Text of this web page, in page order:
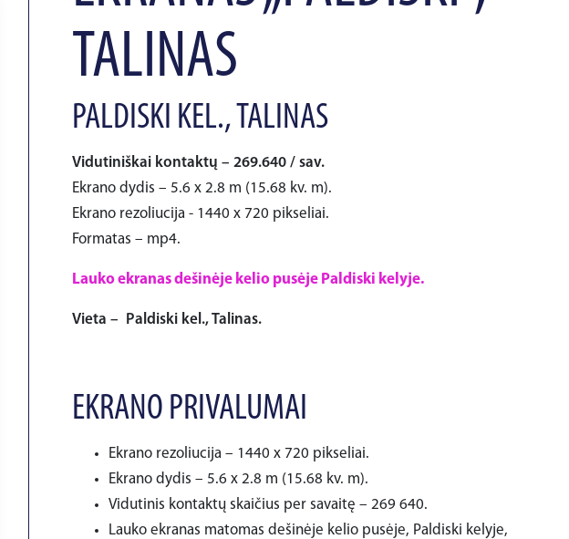
TALINAS
PALDISKI KEL., TALINAS
Vidutiniškai kontaktų – 269.640 / sav.
Ekrano dydis – 5.6 x 2.8 m (15.68 kv. m).
Ekrano rezoliucija - 1440 x 720 pikseliai.
Formatas – mp4.
Lauko ekranas dešinėje kelio pusėje Paldiski kelyje.
Vieta – Paldiski kel., Talinas.
EKRANO PRIVALUMAI
Ekrano rezoliucija – 1440 x 720 pikseliai.
Ekrano dydis – 5.6 x 2.8 m (15.68 kv. m).
Vidutinis kontaktų skaičius per savaitę – 269 640.
Lauko ekranas matomas dešinėje kelio pusėje, Paldiski kelyje,